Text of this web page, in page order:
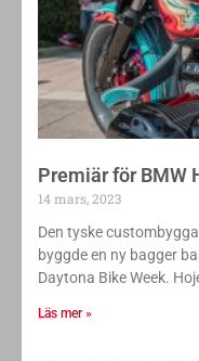
Premiär för BMW
14 mars, 2023
Den tyske
byggde en ny bagger
Daytona Bike Week.
Läs mer »